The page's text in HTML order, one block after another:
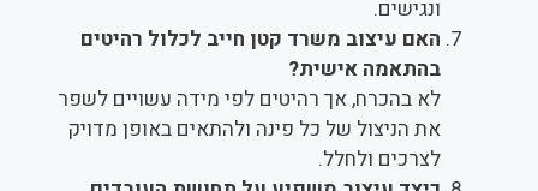
ונגישים.
האם עיצוב משרד קטן חייב לכלול רהיטים
בהתאמה אישית?
לא בהכרח, אך רהיטים לפי מידה עשויים לשפר
את הניצול של כל פינה ולהתאים באופן מדויק
לצרכים ולחלל.